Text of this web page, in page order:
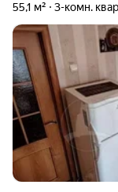
55,1 м² 3-комн.